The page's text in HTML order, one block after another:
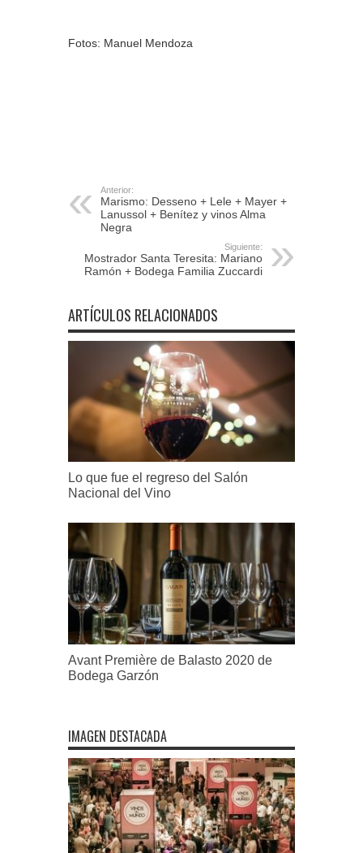
Fotos: Manuel Mendoza
Anterior:
Marismo: Desseno + Lele + Mayer +
Lanussol + Benítez y vinos Alma
Negra
Siguiente:
Mostrador Santa Teresita: Mariano
Ramón + Bodega Familia Zuccardi
ARTÍCULOS RELACIONADOS
Lo que fue el regreso del Salón
Nacional del Vino
Avant Première de Balasto 2020 de
Bodega Garzón
IMAGEN DESTACADA